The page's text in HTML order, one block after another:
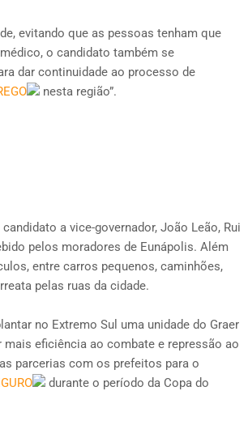
evitando que as pessoas tenham que
o candidato também se
dar continuidade ao processo de
nesta região”.
a vice-governador, João Leão, Rui
pelos moradores de Eunápolis. Além
entre carros pequenos, caminhões,
pelas ruas da cidade.
no Extremo Sul uma unidade do Graer
eficiência ao combate e repressão ao
parcerias com os prefeitos para o
durante o período da Copa do